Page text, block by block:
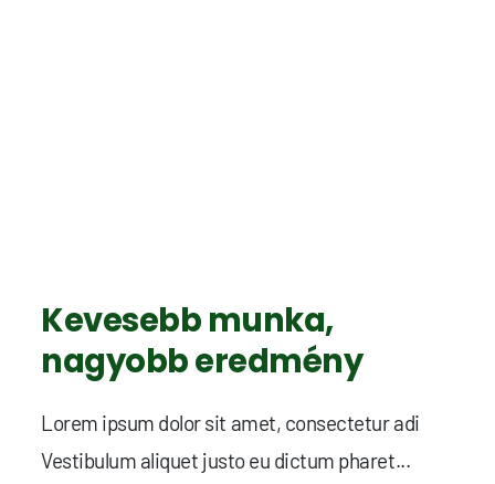
Kevesebb munka,
nagyobb eredmény
Lorem ipsum dolor sit amet, consectetur adi
Vestibulum aliquet justo eu dictum pharet...